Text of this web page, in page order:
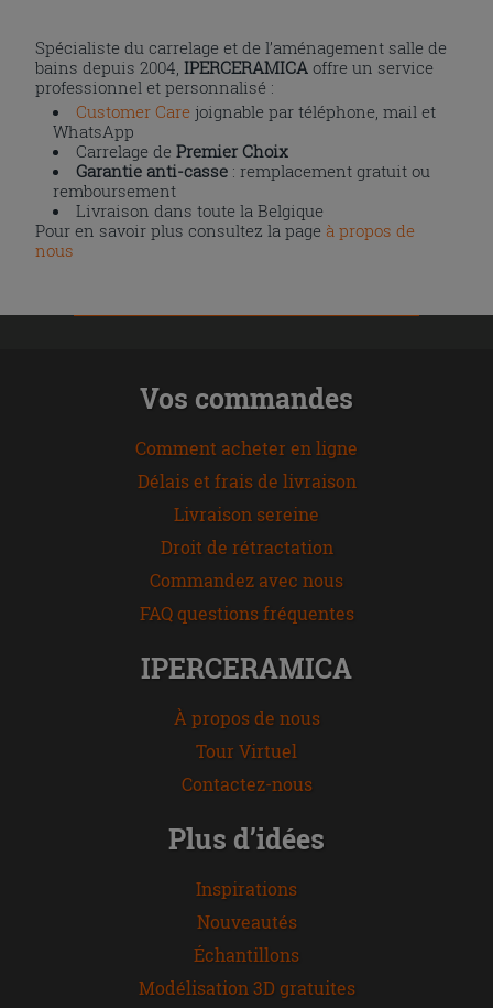
Spécialiste du carrelage et de l’aménagement salle de
bains depuis 2004,IPERCERAMICA offre un service
professionnel et personnalisé :
Customer Care joignable par téléphone, mail et
WhatsApp
Carrelage dePremier Choix
Garantie anti-casse : remplacement gratuit ou
remboursement
Livraison dans toute la Belgique
Pour en savoir plus consultez la page à propos de
nous
Vos commandes
Comment acheter en ligne
Délais et frais de livraison
Livraison sereine
Droit de rétractation
Commandez avec nous
FAQ questions fréquentes
IPERCERAMICA
À propos de nous
Tour Virtuel
Contactez-nous
Plus d’idées
Inspirations
Nouveautés
Échantillons
Modélisation 3D gratuites